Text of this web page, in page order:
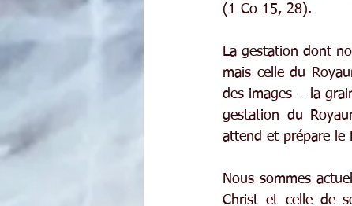
(1 Co 15, 28).
La gestation dont
mais celle du
des images – la
gestation du
attend et prépare le
Nous sommes
Christ et celle de